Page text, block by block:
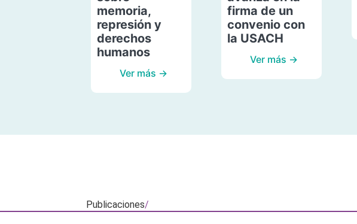
memoria,
represión y
derechos
humanos
Ver más →
firma de un
convenio con
la USACH
Ver más →
Publicaciones/